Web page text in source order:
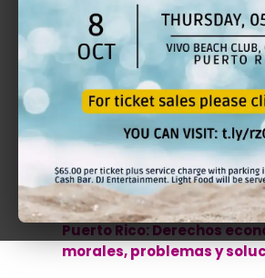
La protección del
Puerto Rico:
económicos y
problemas y
Price
Return to
La protección
Puerto Rico: Derechos
morales, problemas y